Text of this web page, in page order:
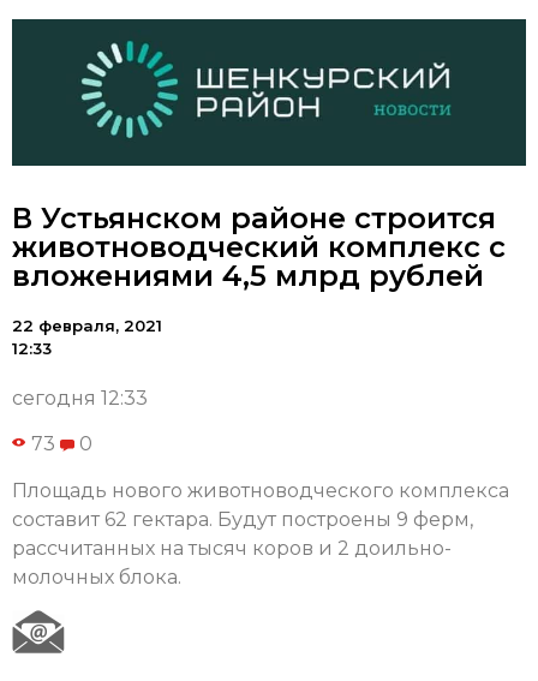
В Устьянском районе строится
животноводческий комплекс с
вложениями 4,5 млрд рублей
22 февраля, 2021
12:33
сегодня 12:33
73 0
Площадь нового животноводческого комплекса
составит 62 гектара. Будут построены 9 ферм,
рассчитанных на тысяч коров и 2 доильно-
молочных блока.